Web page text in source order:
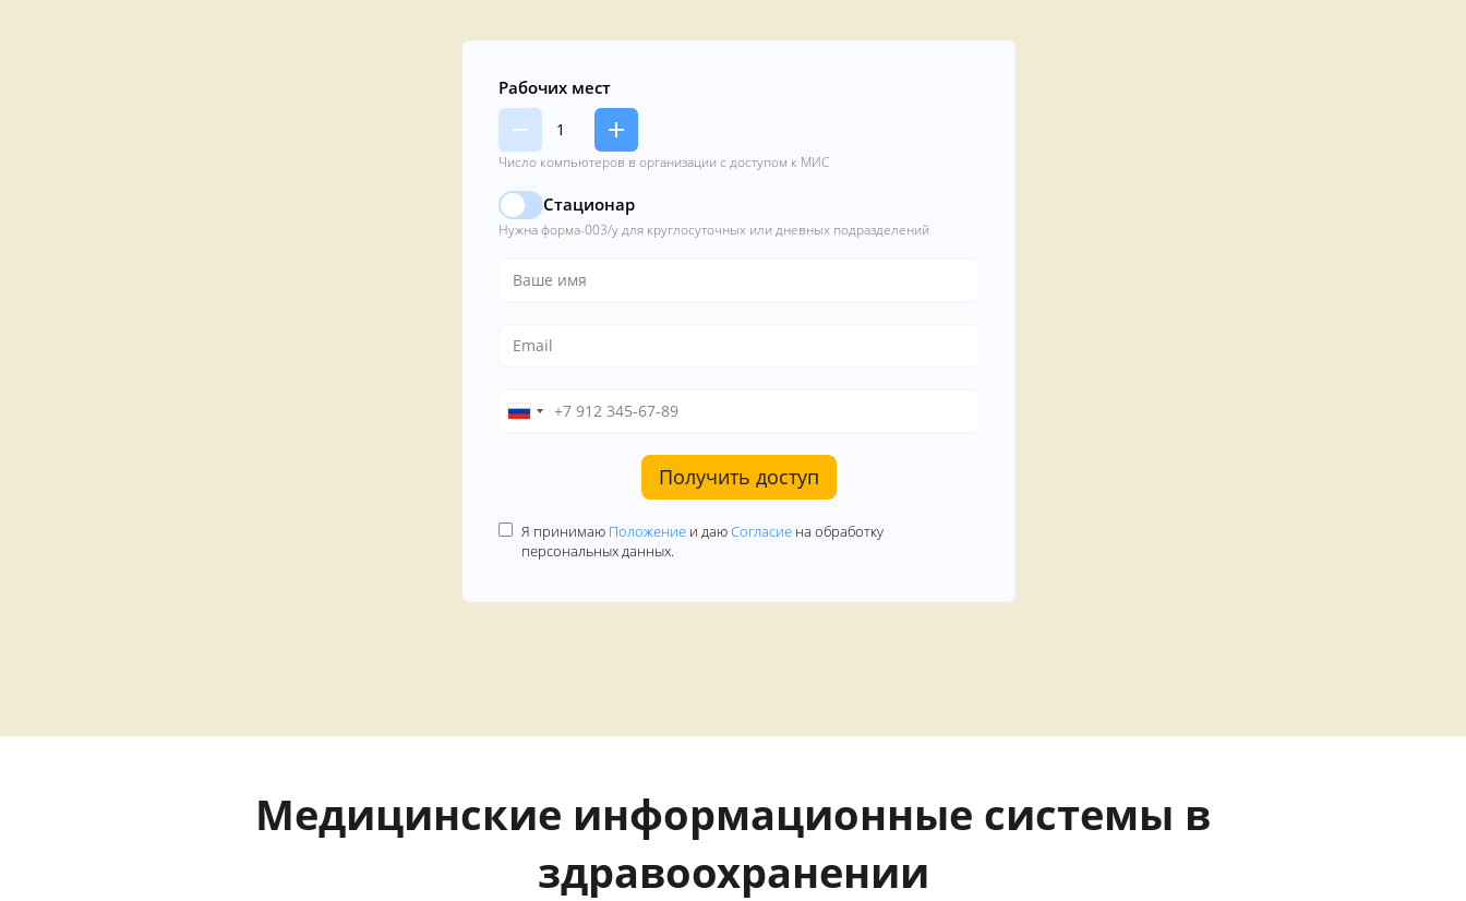
Рабочих мест
Число компьютеров в организации с доступом к МИС
Стационар
Нужна форма-003/у для круглосуточных или дневных подразделений
Получить доступ
Я принимаю Положение и даюСогласие на обработку
персональных данных.
Медицинские информационные системы в
здравоохранении